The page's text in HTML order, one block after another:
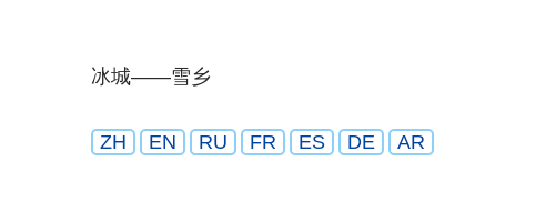
冰城——雪乡
ZH EN RU FR ES DE AR